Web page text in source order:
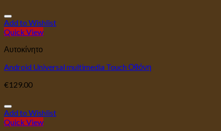
Add to Wishlist
Quick View
Αυτοκίνητο
Android Universal multimedia Touch Οθόνη
€129.00
Add to Wishlist
Quick View